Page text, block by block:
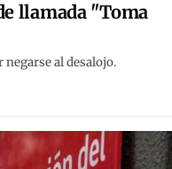
llamada "Toma
negarse al desalojo.